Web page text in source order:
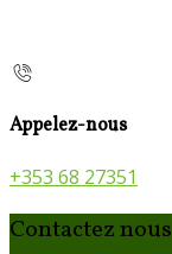
Appelez-nous
+353 68 27351
Contactez nous